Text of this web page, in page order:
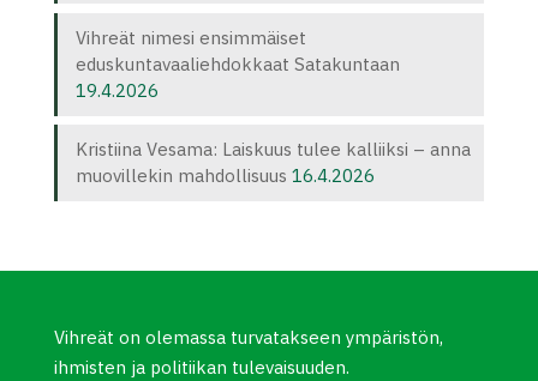
Vihreät nimesi ensimmäiset
eduskuntavaaliehdokkaat Satakuntaan
19.4.2026
Kristiina Vesama: Laiskuus tulee kalliiksi – anna
muovillekin mahdollisuus 16.4.2026
Vihreät on olemassa turvatakseen ympäristön,
ihmisten ja politiikan tulevaisuuden.